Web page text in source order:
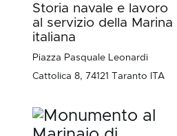
Storia navale e lavoro
al servizio della Marina
italiana
Piazza Pasquale Leonardi
Cattolica 8, 74121 Taranto ITA